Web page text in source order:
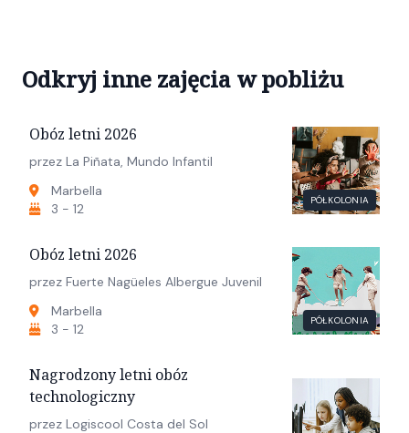
Odkryj inne zajęcia w pobliżu
PÓŁKOLONIA
Obóz letni 2026
przez La Piñata, Mundo Infantil
Marbella
3 - 12
PÓŁKOLONIA
Obóz letni 2026
przez Fuerte Nagüeles Albergue Juvenil
Marbella
3 - 12
Nagrodzony letni obóz
technologiczny
przez Logiscool Costa del Sol